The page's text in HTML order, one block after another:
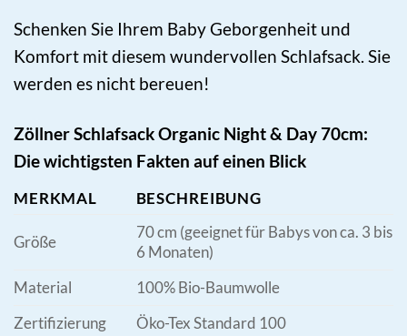
Schenken Sie Ihrem Baby Geborgenheit und
Komfort mit diesem wundervollen Schlafsack. Sie
werden es nicht bereuen!
Zöllner Schlafsack Organic Night & Day 70cm:
Die wichtigsten Fakten auf einen Blick
MERKMAL BESCHREIBUNG
Größe
70 cm (geeignet für Babys von ca. 3 bis
6 Monaten)
Material
100% Bio-Baumwolle
Zertifizierung
Öko-Tex Standard 100